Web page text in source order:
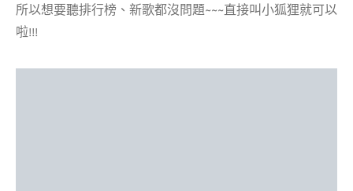
所以想要聽排行榜、新歌都沒問題~~~直接叫小狐狸就可以
啦!!!